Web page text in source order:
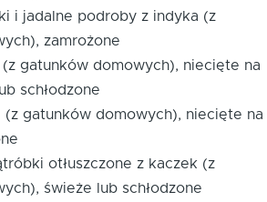
i jadalne podroby z indyka (z
zamrożone
(z gatunków domowych), niecięte na
schłodzone
(z gatunków domowych), niecięte na
otłuszczone z kaczek (z
świeże lub schłodzone